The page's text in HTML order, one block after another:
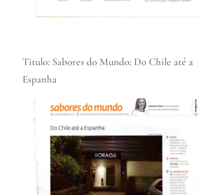
Titulo: Sabores do Mundo: Do Chile até a
Espanha